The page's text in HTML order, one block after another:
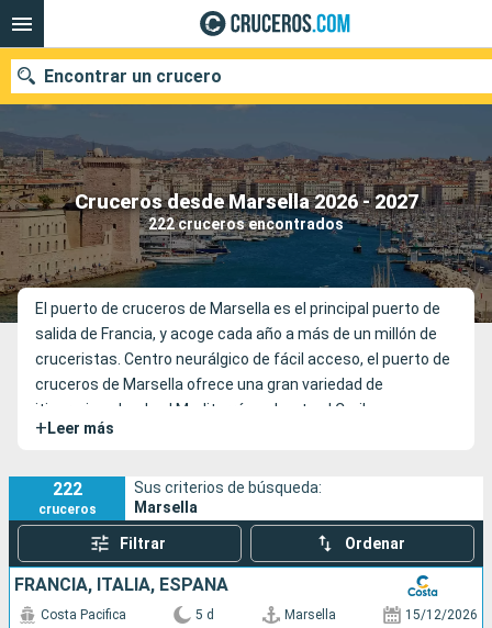
Cruceros desde Marsella 2026 - 2027
222 cruceros encontrados
Encontrar un crucero
Nuestros destinos
Fecha de salida
Puertos Compañías
Buscar
El puerto de cruceros de Marsella es el principal puerto de
salida de Francia, y acoge cada año a más de un millón de
cruceristas. Centro neurálgico de fácil acceso, el puerto de
cruceros de Marsella ofrece una gran variedad de
itinerarios, desde el Mediterráneo hasta el Caribe.
+ Leer más
222
cruceros
Sus criterios de búsqueda:
Marsella
Filtrar Ordenar
FRANCIA, ITALIA, ESPAÑA
Costa Pacifica 5 d Marsella 15/12/2026